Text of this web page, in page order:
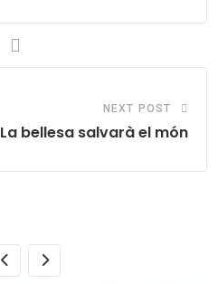
NEXT POST
La bellesa salvarà el món